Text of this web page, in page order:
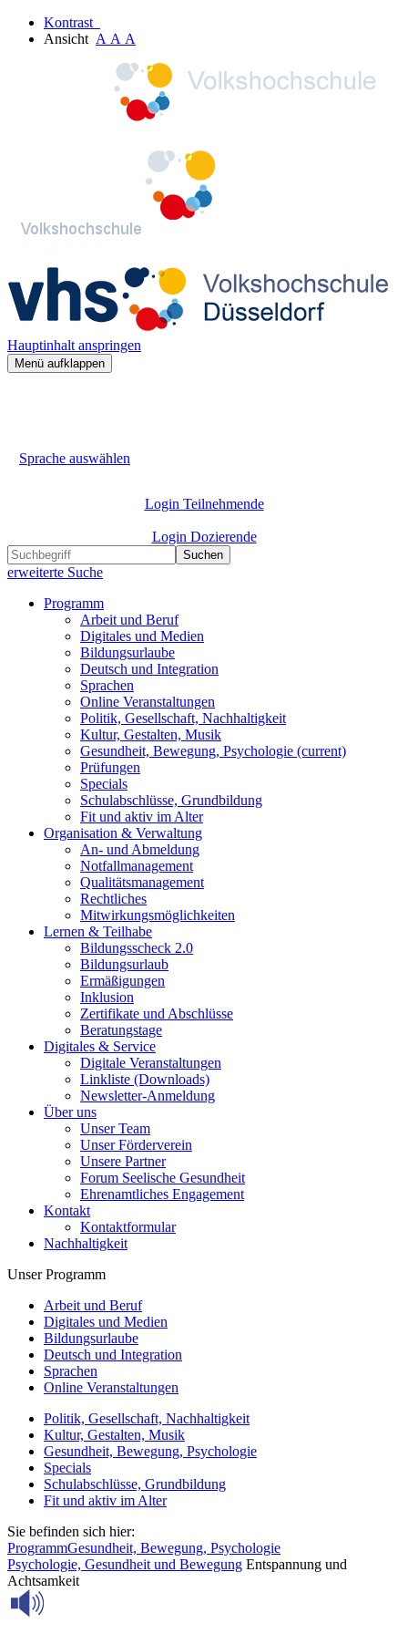
Kontrast
Ansicht A A A
Hauptinhalt anspringen
Menü aufklappen
Sprache auswählen
Login Teilnehmende
Login Dozierende
Suchen
erweiterte Suche
Programm
Arbeit und Beruf
Digitales und Medien
Bildungsurlaube
Deutsch und Integration
Sprachen
Online Veranstaltungen
Politik, Gesellschaft, Nachhaltigkeit
Kultur, Gestalten, Musik
Gesundheit, Bewegung, Psychologie (current)
Prüfungen
Specials
Schulabschlüsse, Grundbildung
Fit und aktiv im Alter
Organisation & Verwaltung
An- und Abmeldung
Notfallmanagement
Qualitätsmanagement
Rechtliches
Mitwirkungsmöglichkeiten
Lernen & Teilhabe
Bildungsscheck 2.0
Bildungsurlaub
Ermäßigungen
Inklusion
Zertifikate und Abschlüsse
Beratungstage
Digitales & Service
Digitale Veranstaltungen
Linkliste (Downloads)
Newsletter-Anmeldung
Über uns
Unser Team
Unser Förderverein
Unsere Partner
Forum Seelische Gesundheit
Ehrenamtliches Engagement
Kontakt
Kontaktformular
Nachhaltigkeit
Unser Programm
Arbeit und Beruf
Digitales und Medien
Bildungsurlaube
Deutsch und Integration
Sprachen
Online Veranstaltungen
Politik, Gesellschaft, Nachhaltigkeit
Kultur, Gestalten, Musik
Gesundheit, Bewegung, Psychologie
Specials
Schulabschlüsse, Grundbildung
Fit und aktiv im Alter
Sie befinden sich hier:
ProgrammGesundheit, Bewegung, Psychologie
Psychologie, Gesundheit und Bewegung Entspannung und
Achtsamkeit